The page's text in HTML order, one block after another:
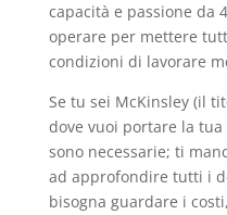
capacità e passione da
operare per mettere
condizioni di lavorare
Se tu sei McKinsley (il
dove vuoi portare la
sono necessarie; ti
ad approfondire tutti i
bisogna guardare i